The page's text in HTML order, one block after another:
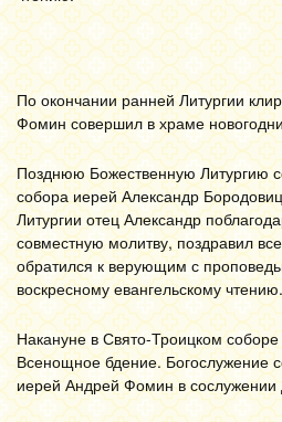
По окончании ранней Литургии
Фомин совершил в храме
Позднюю Божественную Литургию
собора иерей Александр
Литургии отец Александр
совместную молитву, поздравил
обратился к верующим с
воскресному евангельскому чтению.
Накануне в Свято-Троицком
Всенощное бдение. Богослужение
иерей Андрей Фомин в сослужении